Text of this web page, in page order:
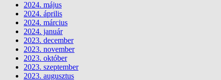
2024. május
2024. április
2024. március
2024. január
2023. december
2023. november
2023. október
2023. szeptember
2023. augusztus